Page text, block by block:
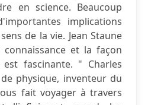
en science. Beaucoup
implications
de la vie. Jean Staune
et la façon
fascinante. " Charles
physique, inventeur du
fait voyager à travers